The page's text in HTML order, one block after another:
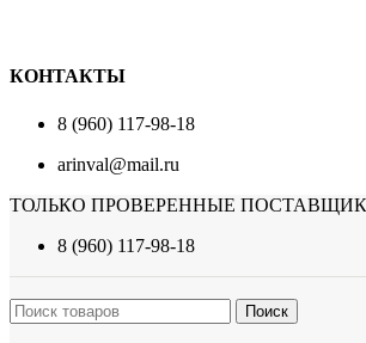
КОНТАКТЫ
8 (960) 117-98-18
arinval@mail.ru
ТОЛЬКО ПРОВЕРЕННЫЕ
8 (960) 117-98-18
Поиск